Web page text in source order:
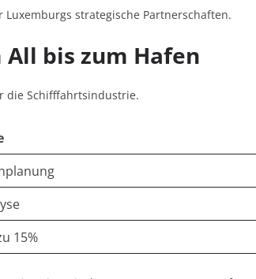
strategische Partnerschaften.
bis zum Hafen
die Schifffahrtsindustrie.
15%